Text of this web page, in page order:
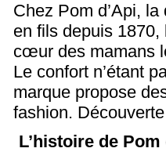
Chez Pom d’Api,
en fils depuis
cœur des mamans
Le confort n’étant
marque propose
fashion.
L’histoire de Pom